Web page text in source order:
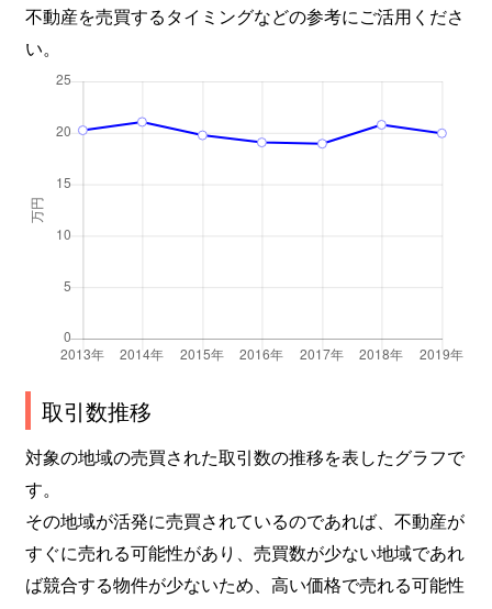
不動産を売買するタイミングなどの参考にご活用くださ
い。
取引数推移
対象の地域の売買された取引数の推移を表したグラフで
す。
その地域が活発に売買されているのであれば、不動産が
すぐに売れる可能性があり、売買数が少ない地域であれ
ば競合する物件が少ないため、高い価格で売れる可能性